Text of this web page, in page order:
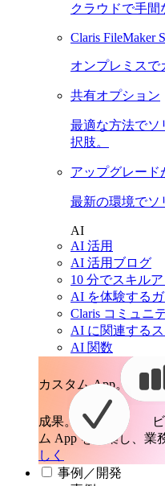
クラウドで手間
Claris FileMaker
オンプレミスで
共有オプション
最適な方法でソ
択肢。
アップグレード
最新の環境でソ
AI
AI 活用
AI 活用ブログ
10 分でスキルア
AI を体験する
Claris コミュニ
AI に関連する
AI 関数
カスタム App。
成果。
ム App を構築し、業
しく
事例／開発